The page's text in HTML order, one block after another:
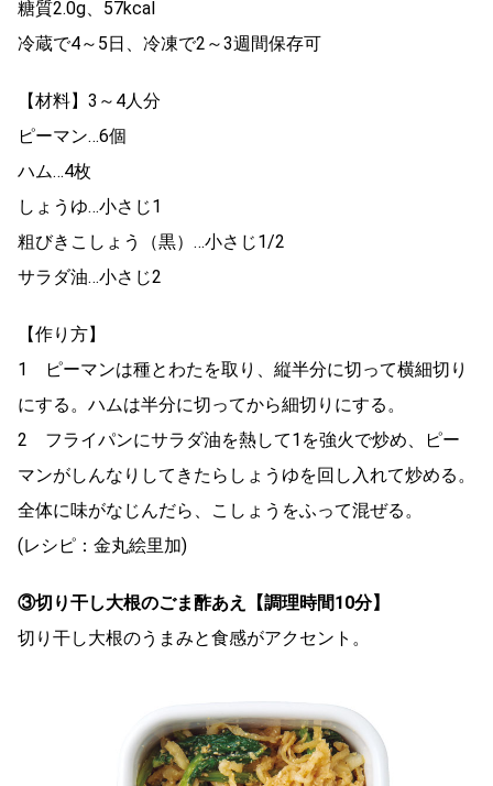
糖質2.0g、57kcal
冷蔵で4～5日、冷凍で2～3週間保存可
【材料】3～4人分
ピーマン…6個
ハム…4枚
しょうゆ…小さじ1
粗びきこしょう（黒）…小さじ1/2
サラダ油…小さじ2
【作り方】
1 ピーマンは種とわたを取り、縦半分に切って横細切り
にする。ハムは半分に切ってから細切りにする。
2 フライパンにサラダ油を熱して1を強火で炒め、ピー
マンがしんなりしてきたらしょうゆを回し入れて炒める。
全体に味がなじんだら、こしょうをふって混ぜる。
(レシピ：金丸絵里加)
③切り干し大根のごま酢あえ【調理時間10分】
切り干し大根のうまみと食感がアクセント。